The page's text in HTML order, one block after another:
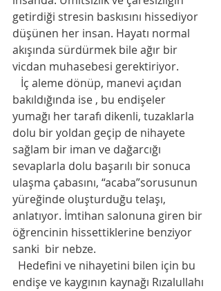
getirdiği stresin baskısını hissediyor
düşünen her insan. Hayatı normal
akışında sürdürmek bile ağır bir
vicdan muhasebesi gerektiriyor.
İç aleme dönüp, manevi açıdan
bakıldığında ise , bu endişeler
yumağı her tarafı dikenli, tuzaklarla
dolu bir yoldan geçip de nihayete
sağlam bir iman ve dağarcığı
sevaplarla dolu başarılı bir sonuca
ulaşma çabasını, “acaba”sorusunun
yüreğinde oluşturduğu telaşı,
anlatıyor. İmtihan salonuna giren bir
öğrencinin hissettiklerine benziyor
sanki  bir nebze.
Hedefini ve nihayetini bilen için bu
endişe ve kaygının kaynağı Rızalullahı